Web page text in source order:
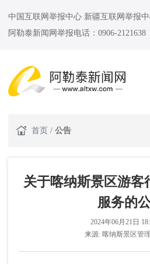
中国互联网举报中心 新疆互联网举报
阿勒泰新闻网举报电话：0906-2121638
首页 / 公告
关于喀纳斯景区游客
服务的
2024年06月21日
来源: 喀纳斯景区管